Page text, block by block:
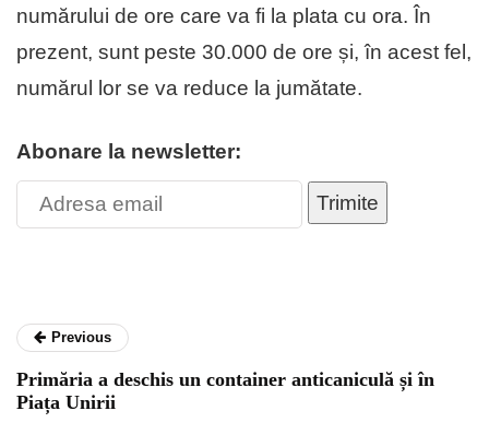
numărului de ore care va fi la plata cu ora. În
prezent, sunt peste 30.000 de ore și, în acest fel,
numărul lor se va reduce la jumătate.
Abonare la newsletter:
Trimite
Previous
Primăria a deschis un container anticaniculă și în
Piața Unirii